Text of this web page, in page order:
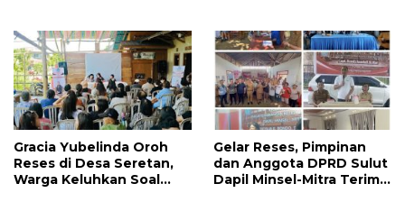
Warga
Gracia Yubelinda Oroh
Reses di Desa Seretan,
Warga Keluhkan Soal
Gelar Reses, Pimpinan
dan Anggota DPRD Sulut
Dapil Minsel-Mitra Terima